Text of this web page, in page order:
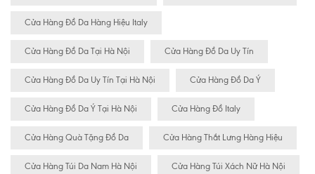
Cửa Hàng Đồ Da Hàng Hiệu Italy
Cửa Hàng Đồ Da Tại Hà Nội Cửa Hàng Đồ Da Uy Tín
Cửa Hàng Đồ Da Uy Tín Tại Hà Nội Cửa Hàng Đồ Da Ý
Cửa Hàng Đồ Da Ý Tại Hà Nội Cửa Hàng Đồ Italy
Cửa Hàng Quà Tặng Đồ Da Cửa Hàng Thắt Lưng Hàng Hiệu
Cửa Hàng Túi Da Nam Hà Nội Cửa Hàng Túi Xách Nữ Hà Nội